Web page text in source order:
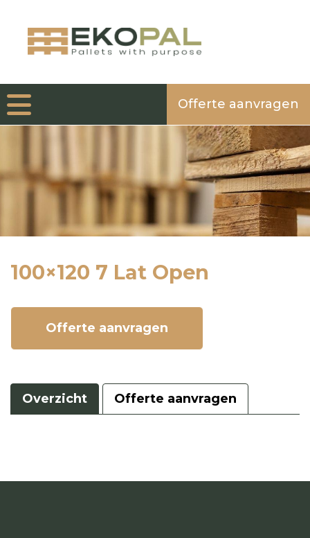
Offerte aanvragen
100×120 7 Lat Open
Offerte aanvragen
Overzicht Offerte aanvragen